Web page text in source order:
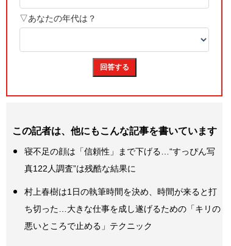
この記者は、他にもこんな記事を書いています
寝不足の顔は「信頼性」まで下げる…“すっぴん写
真122人調査”は残酷な結果に
村上春樹は1日の執筆時間を決め、時間が来ると打
ち切った…大きな仕事を成し遂げるための「キリの
悪いところで止める」テクニック